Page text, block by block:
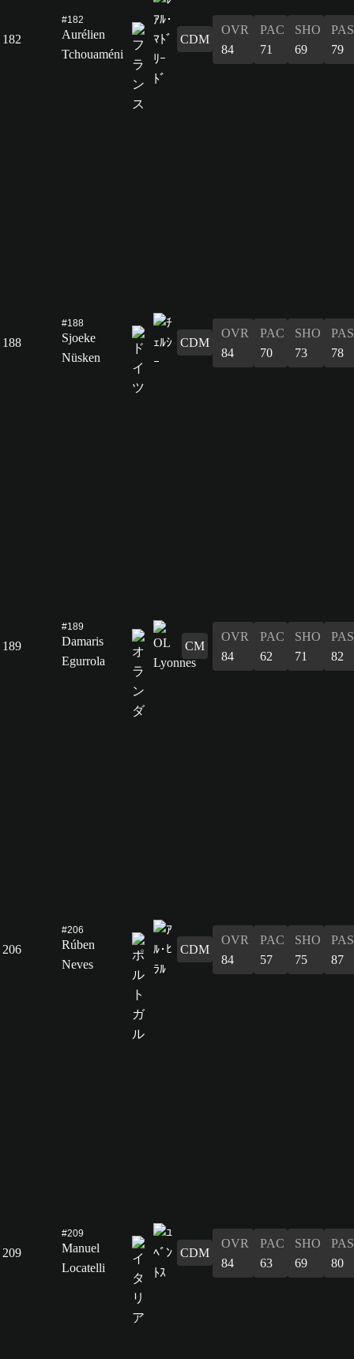
182
#182
Aurélien
Tchouaméni
CDM
OVR
84
PAC
71
SHO
69
PAS
79
188
#188
Sjoeke
Nüsken
CDM
OVR
84
PAC
70
SHO
73
PAS
78
189
#189
Damaris
Egurrola
CM
OVR
84
PAC
62
SHO
71
PAS
82
206
#206
Rúben
Neves
CDM
OVR
84
PAC
57
SHO
75
PAS
87
209
#209
Manuel
Locatelli
CDM
OVR
84
PAC
63
SHO
69
PAS
80